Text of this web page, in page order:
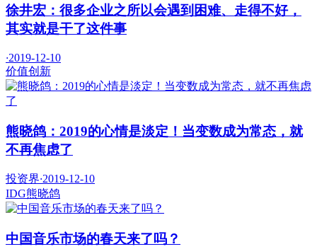
徐井宏：很多企业之所以会遇到困难、走得不好，
其实就是干了这件事
·2019-12-10
价值创新
熊晓鸽：2019的心情是淡定！当变数成为常态，就
不再焦虑了
投资界·2019-12-10
IDG熊晓鸽
中国音乐市场的春天来了吗？